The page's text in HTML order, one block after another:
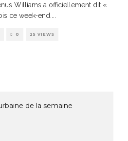
Williams a officiellement dit «
ce week-end.
0 25 VIEWS
de la semaine